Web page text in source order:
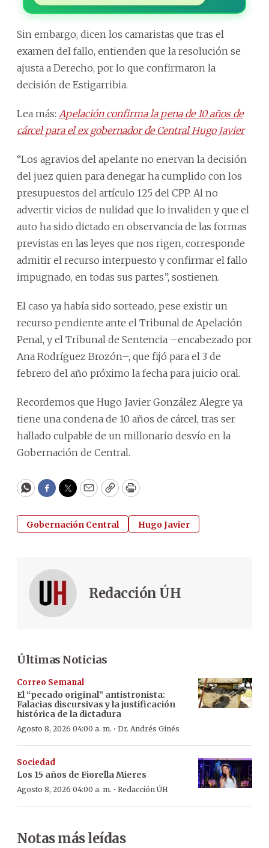
Sin embargo, dicen los camaristas que tras el
examen del fallo, entienden que la resolución se
ajusta a Derecho, por lo que confirmaron la
decisión de Estigarribia.
Lea más: Apelación confirma la pena de 10 años de
cárcel para el ex gobernador de Central Hugo Javier
“Los agravios del apelante no enervan la decisión
del juez quien para denegar ha cumplido con los
presupuestos del artículo 125 del CPP. Al no
advertir vicios de nulidad que lo invaliden y que el
auto ha sido dictado en observancia de las formas
previstas en las leyes que nos rigen, corresponde
admitir el recurso interpuesto y confirmar el fallo
impugnado, en todas sus partes”, sostienen.
El caso ya había sido sorteado, pese existir un
recurso pendiente ante el Tribunal de Apelación
Penal, y el Tribunal de Sentencia –encabezado por
Ana Rodríguez Brozón–, que fijó para el 3 de
febrero del año próximo la fecha para juicio oral.
Recordemos que Hugo Javier González Alegre ya
tiene una condena de 10 años de cárcel, tras ser
hallado culpable de un millonario desvío en la
Gobernación de Central.
WhatsApp
Facebook
Twitter
EmailCopyPrint
Gobernación Central Hugo Javier
Redacción ÚH
Últimas Noticias
Correo Semanal
El “pecado original” antistronista:
Falacias discursivas y la justificación
histórica de la dictadura
Agosto 8, 2026 04:00 a. m. · Dr. Andrés Ginés
Sociedad
Los 15 años de Fiorella Mieres
Agosto 8, 2026 04:00 a. m. · Redacción ÚH
Notas más leídas